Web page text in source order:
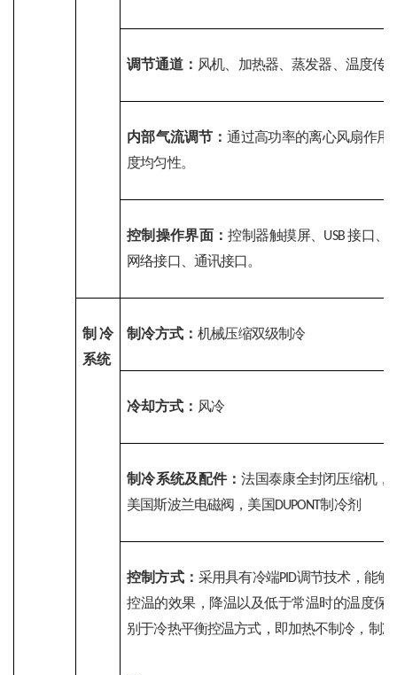
调节通道： 风机、加热器、蒸发器、温度传
内部气流调节：通过高功率的离心风扇作用
度均匀性。
控制操作界面：控制器触摸屏、 USB 接口、
网络接口、通讯接口。
制冷
系统
制冷方式：机械压缩双级制冷
冷却方式： 风冷
制冷系统及配件：法国泰康全封闭压缩机，
美国斯波兰电磁阀，美国 DUPONT制冷剂
控制方式： 采用具有冷端PID调节技术，能够
控温的效果，降温以及低于常温时的温度保
别于冷热平衡控温方式，即加热不制冷，制